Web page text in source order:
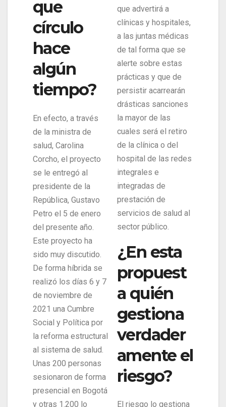
que
círculo
hace
algún
tiempo?
En efecto, a través
de la ministra de
salud, Carolina
Corcho, el proyecto
se le entregó al
presidente de la
República, Gustavo
Petro el 5 de enero
del presente año.
Este proyecto ha
sido muy discutido.
De forma híbrida se
realizó los días 6 y 7
de noviembre de
2021 una Cumbre
Social y Política por
la reforma estructural
al sistema de salud.
Unas 200 personas
sesionaron de forma
presencial en Bogotá
y otras 1.200 lo
que advertirá a
clínicas y hospitales,
a las juntas médicas
de tal forma que se
alerte sobre estas
prácticas y que de
persistir acarrearán
drásticas sanciones
la mayor de las
cuales será el retiro
de la clínica o del
hospital de las redes
integrales e
integradas de
prestación de
servicios de salud al
sector público.
¿En esta
propuest
a quién
gestiona
verdader
amente el
riesgo?
El riesgo lo gestiona